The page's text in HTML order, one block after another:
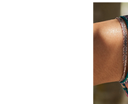
https://